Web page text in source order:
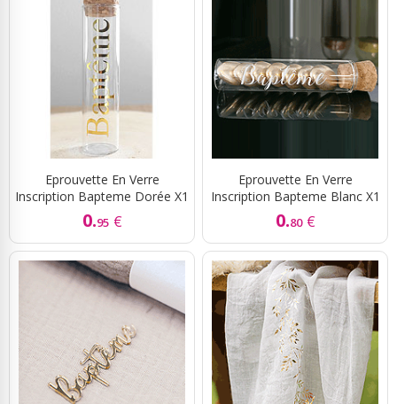
Eprouvette En Verre
Inscription Bapteme Dorée X1
0.95 €
Eprouvette En Verre
Inscription Bapteme Blanc X1
0.80 €